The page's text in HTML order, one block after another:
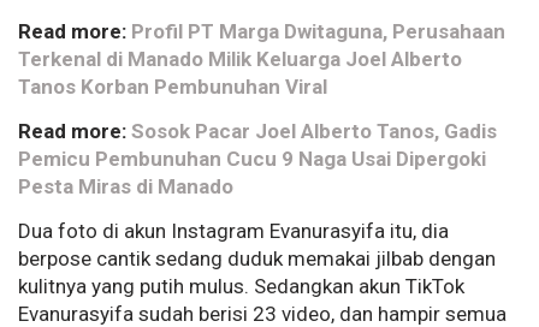
Read more: Profil PT Marga Dwitaguna, Perusahaan
Terkenal di Manado Milik Keluarga Joel Alberto
Tanos Korban Pembunuhan Viral
Read more: Sosok Pacar Joel Alberto Tanos, Gadis
Pemicu Pembunuhan Cucu 9 Naga Usai Dipergoki
Pesta Miras di Manado
Dua foto di akun Instagram Evanurasyifa itu, dia
berpose cantik sedang duduk memakai jilbab dengan
kulitnya yang putih mulus. Sedangkan akun TikTok
Evanurasyifa sudah berisi 23 video, dan hampir semua